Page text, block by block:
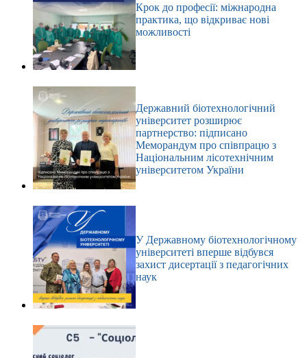
Крок до професії: міжнародна
практика, що відкриває нові
можливості
Державний біотехнологічний
університет розширює
партнерство: підписано
Меморандум про співпрацю з
Національним лісотехнічним
університетом України
У Державному біотехнологічному
університеті вперше відбувся
захист дисертації з педагогічних
наук